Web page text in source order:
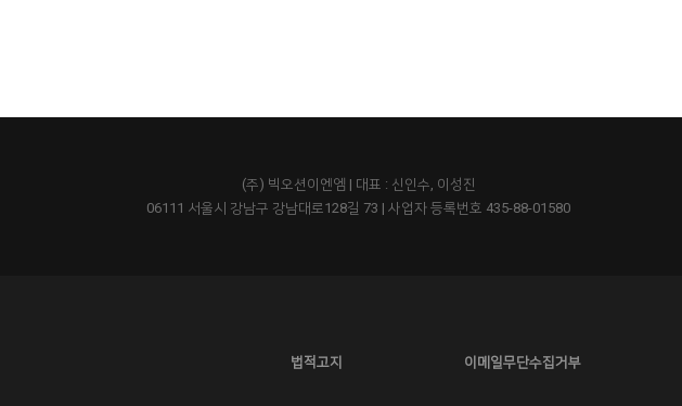
(주) 빅오션이엔엠 | 대표 : 신인수, 이성진
06111 서울시 강남구 강남대로128길 73 | 사업자 등록번호 435-88-01580
법적고지 이메일무단수집거부